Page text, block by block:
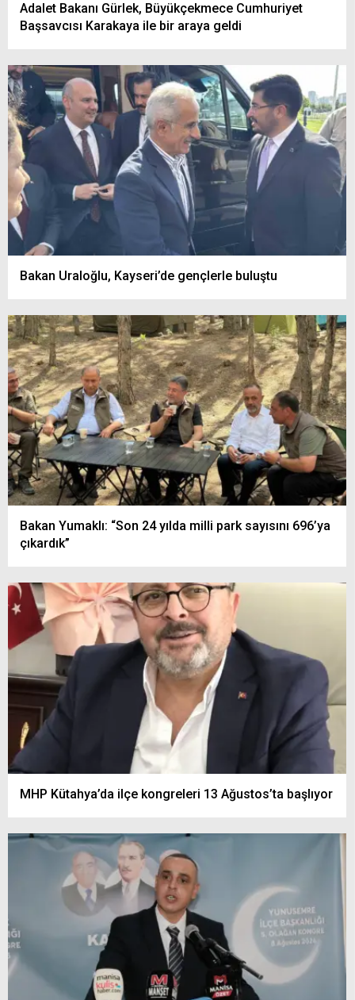
Adalet Bakanı Gürlek, Büyükçekmece Cumhuriyet
Başsavcısı Karakaya ile bir araya geldi
Bakan Uraloğlu, Kayseri’de gençlerle buluştu
Bakan Yumaklı: “Son 24 yılda milli park sayısını 696’ya
çıkardık”
MHP Kütahya’da ilçe kongreleri 13 Ağustos’ta başlıyor